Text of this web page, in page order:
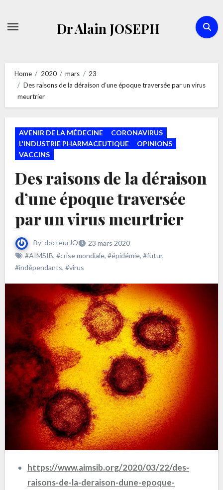
Dr Alain JOSEPH
Home 2020 mars
23
Des raisons de la déraison d’une époque traversée par un virus
meurtrier
AVENIR DE LA MÉDECINE
CORONAVIRUS
L'INDUSTRIE PHARMACEUTIQUE
OPINIONS
VACCINS
Des raisons de la déraison
d’une époque traversée
par un virus meurtrier
By docteurJO
23 mars 2020
#AIMSIB, #crise mondiale, #épidémie, #futur,
#indépendants, #virus
https://www.aimsib.org/2020/03/22/des-
raisons-de-la-deraison-dune-epoque-